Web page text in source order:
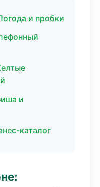
и пробки
и
каталог